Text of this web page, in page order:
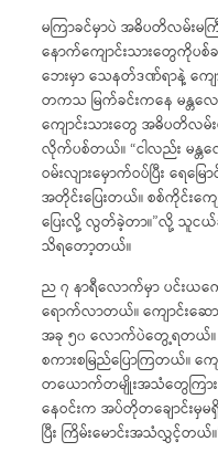
မကြာခင်မှာပဲ အဓိပတိလမ်းမ
နောက်ကျောင်းသားတွေကိုပ
ဘေးမှာ သေနတ်ဒဏ်ရာနဲ့ ကျ
တကသ မြက်ခင်းကနေ မန္တလ
ကျောင်းသားတွေ အဓိပတိလမ်
လိုက်ပစ်တယ်။ “ငါလည်း မန္တလ
ဝမ်းလျားမှောက်ဝပ်ပြီး ရေမ
အတိုင်းပြေးတယ်။ စစ်ကိုင်းက
ပြေးလို့ လွတ်ခဲ့တာ။”လို့ သူငယ်ခ
သိရတော့တယ်။
ည ၇ နာရီလောက်မှာ ပင်းယက
ရောက်လာတယ်။ ကျောင်းဆေ
အခု ၅၀ လောက်ပဲတွေ့ရတယ်။
စကားစမြည်ပြောကြတယ်။ ကျ
တယောက်တမျိုးအသံတွေကြာ
နေဝင်းက အပ်တိုတချောင်းမှမ
ပြီး ကြိမ်းမောင်းအသံလွှင့်တ